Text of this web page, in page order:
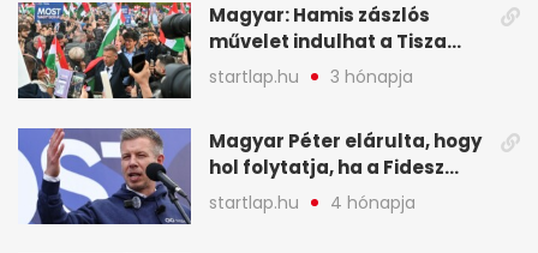
Magyar: Hamis zászlós
művelet indulhat a Tisza
ellen a választás napján - A
hét legfontosabb eseményei
startlap.hu 3 hónapja
Magyar Péter elárulta, hogy
hol folytatja, ha a Fidesz
nyeri a választást - A hét
legfontosabb hírei
startlap.hu 4 hónapja